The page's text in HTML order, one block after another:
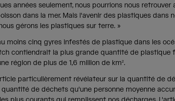
années seulement, nous pourrions nous retrouver
dans la mer. Mais l'avenir des plastiques dans
gérons les plastiques sur terre. »
moins cinq gyres infestés de plastique dans les
contiendrait la plus grande quantité de
région de plus de 1,6 million de km².
particulièrement révélateur sur la quantité de
de déchets qu'une personne moyenne